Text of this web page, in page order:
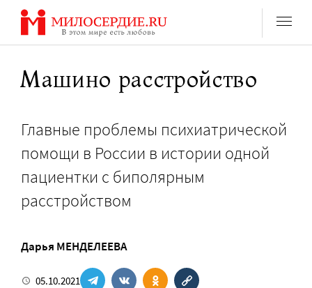
Перейти
содержанию
Машино расстройство
Главные проблемы психиатрической
помощи в России в истории одной
пациентки с биполярным
расстройством
Дарья МЕНДЕЛЕЕВА
05.10.2021